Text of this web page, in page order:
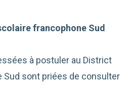
francophone Sud
à postuler au District
Sud sont priées de consulter